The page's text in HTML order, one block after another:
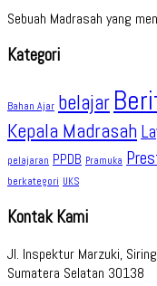
Sebuah Madrasah yang
Kategori
Bahan Ajar belajar
Kepala Madrasah
pelajaran PPDB Pramuka
berkategori UKS
Kontak Kami
Jl. Inspektur Marzuki,
Sumatera Selatan 30138